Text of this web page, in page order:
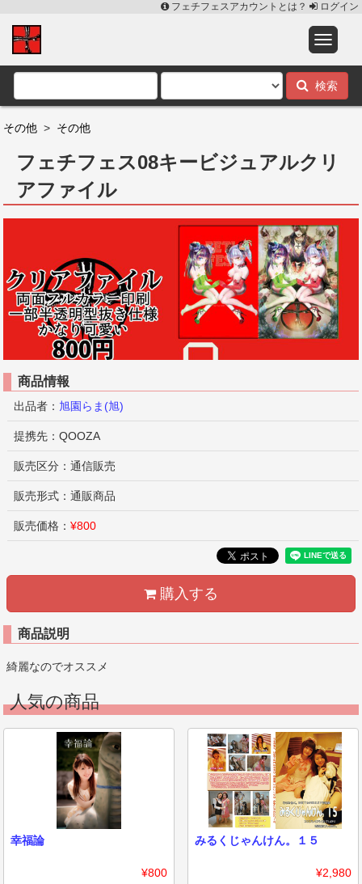
フェチフェスアカウントとは？ ログイン
検索
その他 > その他
フェチフェス08キービジュアルクリ
アファイル
商品情報
出品者： 旭園らま(旭)
提携先：QOOZA
販売区分：通信販売
販売形式：通販商品
販売価格： ¥800
購入する
商品説明
綺麗なのでオススメ
人気の商品
幸福論
¥800
みるくじゃんけん。１５
¥2,980